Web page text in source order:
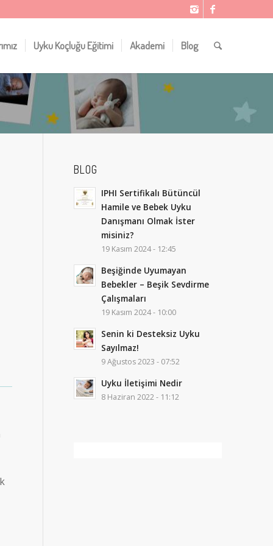
Uyku Koçluğu Eğitimi Akademi Blog
BLOG
IPHI Sertifikalı Bütüncül
Hamile ve Bebek Uyku
Danışmanı Olmak İster
misiniz?
19 Kasım 2024 - 12:45
Beşiğinde Uyumayan
Bebekler – Beşik Sevdirme
Çalışmaları
19 Kasım 2024 - 10:00
Senin ki Desteksiz Uyku
Sayılmaz!
9 Ağustos 2023 - 07:52
Uyku İletişimi Nedir
8 Haziran 2022 - 11:12